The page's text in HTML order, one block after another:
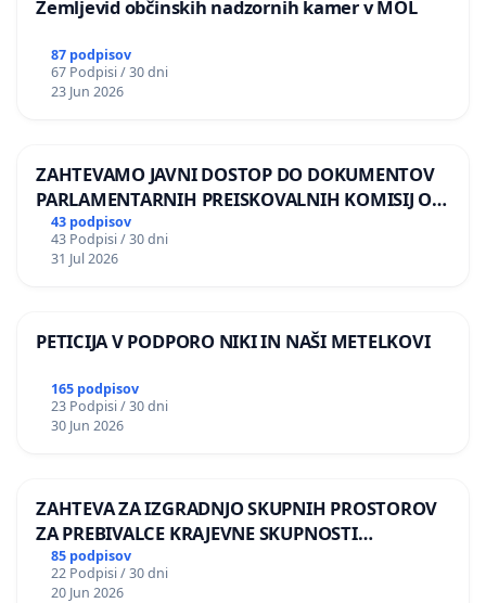
Zemljevid občinskih nadzornih kamer v MOL
87 podpisov
67 Podpisi / 30 dni
23 Jun 2026
ZAHTEVAMO JAVNI DOSTOP DO DOKUMENTOV
PARLAMENTARNIH PREISKOVALNIH KOMISIJ O
ILEGALNI TRGOVINI Z OROŽJEM
43 podpisov
43 Podpisi / 30 dni
31 Jul 2026
PETICIJA V PODPORO NIKI IN NAŠI METELKOVI
165 podpisov
23 Podpisi / 30 dni
30 Jun 2026
ZAHTEVA ZA IZGRADNJO SKUPNIH PROSTOROV
ZA PREBIVALCE KRAJEVNE SKUPNOSTI
PRESTRANEK
85 podpisov
22 Podpisi / 30 dni
20 Jun 2026